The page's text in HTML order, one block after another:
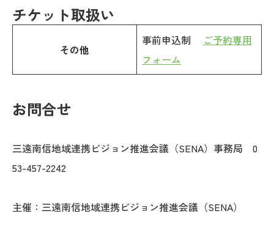
チケット取扱い
その他
事前申込制
ご予約専用
フォーム
お問合せ
三遠南信地域連携ビジョン推進会議（SENA）事務局 0
53-457-2242
主催：三遠南信地域連携ビジョン推進会議（SENA）